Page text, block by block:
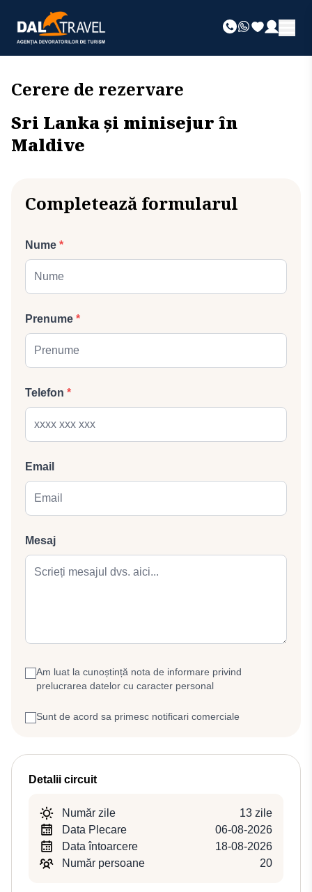
Cerere de rezervare
Sri Lanka și minisejur în
Maldive
Completează formularul
Nume *
Prenume *
Telefon *
Email
Mesaj
Am luat la cunoștință nota de informare privind
prelucrarea datelor cu caracter personal
Sunt de acord sa primesc notificari comerciale
Detalii circuit
Număr zile
13 zile
Data Plecare
06-08-2026
Data întoarcere
18-08-2026
Număr persoane
20